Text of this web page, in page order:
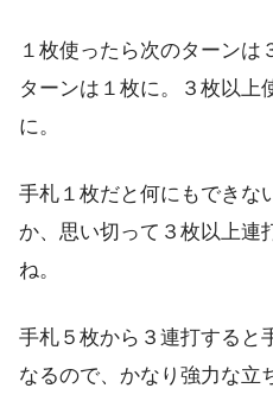
１枚使ったら次のターンは
ターンは１枚に。３枚以上
に。
手札１枚だと何にもできな
か、思い切って３枚以上連
ね。
手札５枚から３連打すると
なるので、かなり強力な立